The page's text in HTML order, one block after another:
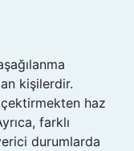
kişilerdir.
haz
farklı
durumlarda